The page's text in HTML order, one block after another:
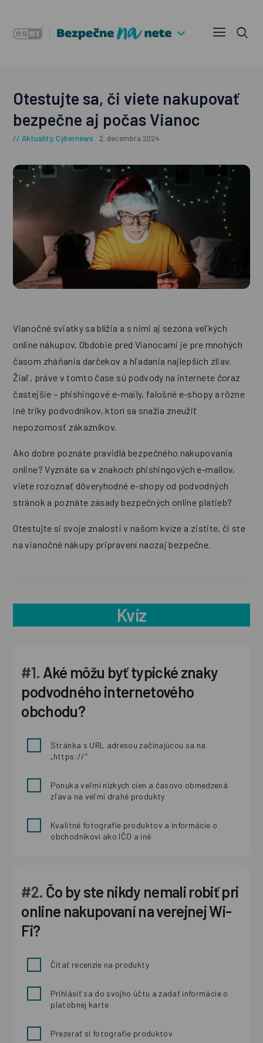
Otestujte sa, či viete nakupovať
bezpečne aj počas Vianoc
Aktuality,Cybernews 2. decembra 2024
Vianočné sviatky sa blížia a s nimi aj sezóna veľkých
online nákupov. Obdobie pred Vianocami je pre mnohých
časom zháňania darčekov a hľadania najlepších zliav.
Žiaľ, práve v tomto čase sú podvody na internete čoraz
častejšie – phishingové e-maily, falošné e-shopy a rôzne
iné triky podvodníkov, ktorí sa snažia zneužiť
nepozornosť zákazníkov.
Ako dobre poznáte pravidlá bezpečného nakupovania
online? Vyznáte sa v znakoch phishingových e-mailov,
viete rozoznať dôveryhodné e-shopy od podvodných
stránok a poznáte zásady bezpečných online platieb?
Otestujte si svoje znalosti v našom kvíze a zistite, či ste
na vianočné nákupy pripravení naozaj bezpečne.
Kvíz
#1. Aké môžu byť typické znaky
podvodného internetového
obchodu?
Stránka s URL adresou začínajúcou sa na
„https://“
Ponuka veľmi nízkych cien a časovo obmedzená
zľava na veľmi drahé produkty
Kvalitné fotografie produktov a informácie o
obchodníkovi ako IČO a iné
#2. Čo by ste nikdy nemali robiť pri
online nakupovaní na verejnej Wi-
Fi?
Čítať recenzie na produkty
Prihlásiť sa do svojho účtu a zadať informácie o
platobnej karte
Prezerať si fotografie produktov